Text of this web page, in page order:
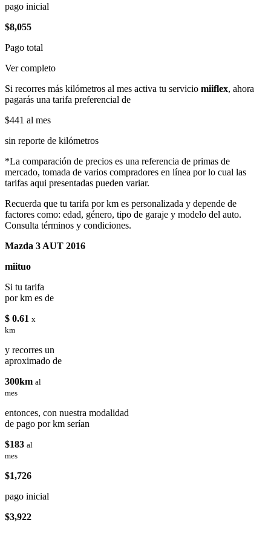
pago inicial
$8,055
Pago total
Ver completo
Si recorres más kilómetros al mes activa tu servicio miiflex, ahora
pagarás una tarifa preferencial de
$441 al mes
sin reporte de kilómetros
*La comparación de precios es una referencia de primas de
mercado, tomada de varios compradores en línea por lo cual las
tarifas aqui presentadas pueden variar.
Recuerda que tu tarifa por km es personalizada y depende de
factores como: edad, género, tipo de garaje y modelo del auto.
Consulta términos y condiciones.
Mazda 3 AUT 2016
miituo
Si tu tarifa
por km es de
$ 0.61 x
km
y recorres un
aproximado de
300km al
mes
entonces, con nuestra modalidad
de pago por km serían
$183 al
mes
$1,726
pago inicial
$3,922